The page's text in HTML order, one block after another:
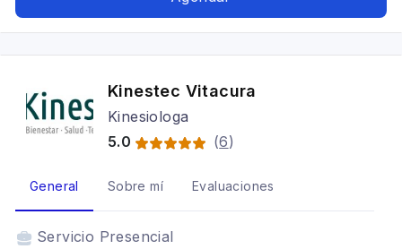
Kinestec Vitacura
Kinesiologa
5.0
(6)
General Sobre mí Evaluaciones
Servicio Presencial